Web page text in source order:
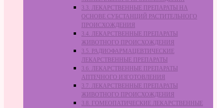
3.3. ЛЕКАРСТВЕННЫЕ ПРЕПАРАТЫ НА
ОСНОВЕ СУБСТАНЦИЙ РАСТИТЕЛЬНОГО
ПРОИСХОЖДЕНИЯ
3.4. ЛЕКАРСТВЕННЫЕ ПРЕПАРАТЫ
ЖИВОТНОГО ПРОИСХОЖДЕНИЯ
3.5. РАДИОФАРМАЦЕВТИЧЕСКИЕ
ЛЕКАРСТВЕННЫЕ ПРЕПАРАТЫ
3.6. ЛЕКАРСТВЕННЫЕ ПРЕПАРАТЫ
АПТЕЧНОГО ИЗГОТОВЛЕНИЯ
3.7. ЛЕКАРСТВЕННЫЕ ПРЕПАРАТЫ
ЖИВОТНОГО ПРОИСХОЖДЕНИЯ
3.8. ГОМЕОПАТИЧЕСКИЕ ЛЕКАРСТВЕННЫЕ